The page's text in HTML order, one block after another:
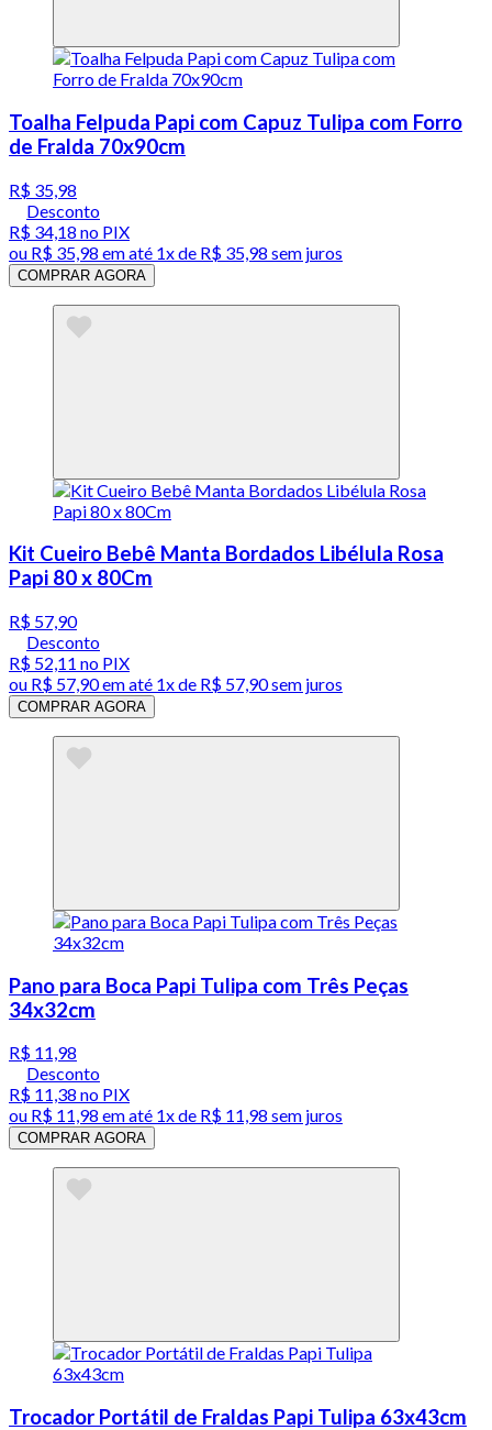
Toalha Felpuda Papi com Capuz Tulipa com Forro
de Fralda 70x90cm
R$ 35,98
Desconto
R$ 34,18 no PIX
ou R$ 35,98 em até 1x de R$ 35,98 sem juros
COMPRAR AGORA
Kit Cueiro Bebê Manta Bordados Libélula Rosa
Papi 80 x 80Cm
R$ 57,90
Desconto
R$ 52,11 no PIX
ou R$ 57,90em até 1x de R$ 57,90sem juros
COMPRAR AGORA
Pano para Boca Papi Tulipa com Três Peças
34x32cm
R$ 11,98
Desconto
R$ 11,38 no PIX
ou R$ 11,98 em até 1x de R$ 11,98 sem juros
COMPRAR AGORA
Trocador Portátil de Fraldas Papi Tulipa 63x43cm